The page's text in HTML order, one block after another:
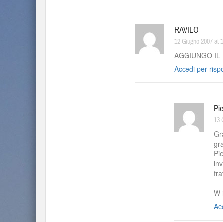
RAVILO
12 Giugno 2007 at
AGGIUNGO IL
Accedi per
13
W